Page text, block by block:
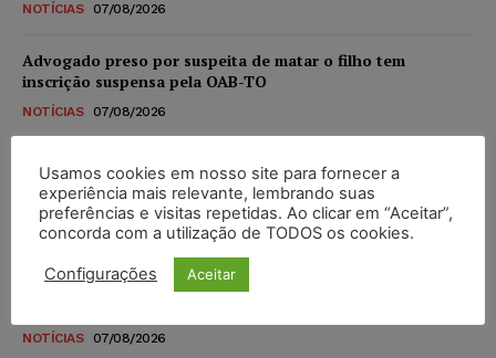
NOTÍCIAS 07/08/2026
Advogado preso por suspeita de matar o filho tem
inscrição suspensa pela OAB-TO
NOTÍCIAS 07/08/2026
STF amplia isenção de IBS e CBS na compra de veículos
novos para pessoas com deficiência e autistas de todos os
níveis
DIREITO TRIBUTÁRIO 07/08/2026
Justiça do Trabalho mantém justa causa de empregado que
NOTÍCIAS 07/08/2026
Usamos cookies em nosso site para fornecer a
experiência mais relevante, lembrando suas
preferências e visitas repetidas. Ao clicar em “Aceitar”,
concorda com a utilização de TODOS os cookies.
Configurações Aceitar